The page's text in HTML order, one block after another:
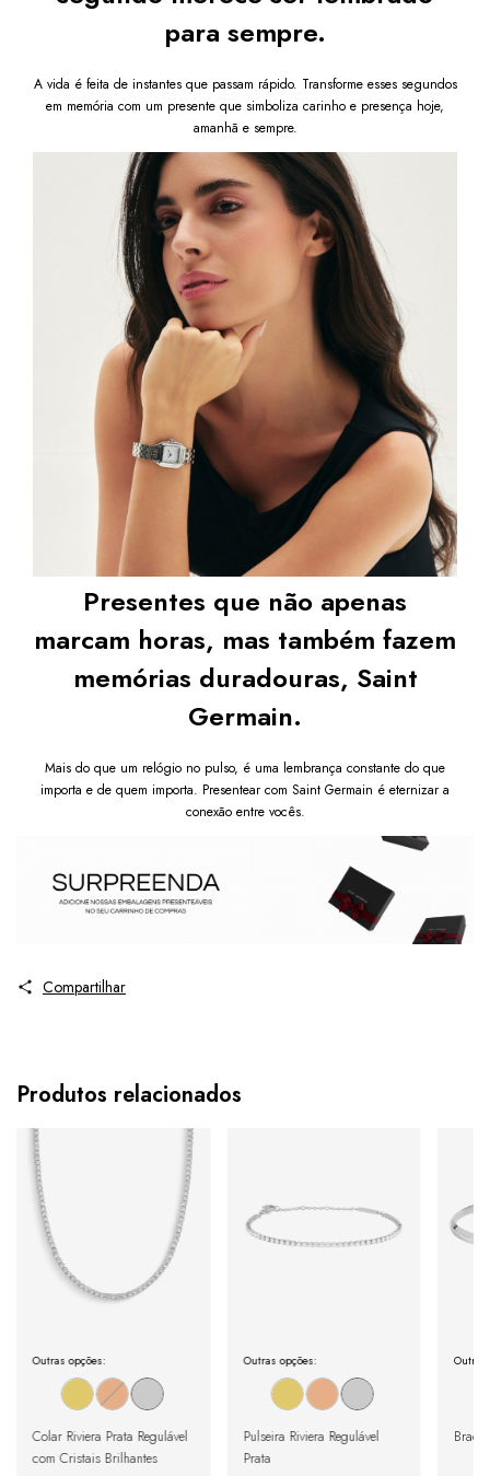
para sempre.
A vida é feita de instantes que passam rápido. Transforme esses segundos
em memória com um presente que simboliza carinho e presença hoje,
amanhã e sempre.
Presentes que não apenas
marcam horas, mas também fazem
memórias duradouras, Saint
Germain.
Mais do que um relógio no pulso, é uma lembrança constante do que
importa e de quem importa. Presentear com Saint Germain é eternizar a
conexão entre vocês.
Compartilhar
Produtos relacionados
Outras opções:
Colar Riviera Prata Regulável
com Cristais Brilhantes
Outras opções:
Pulseira Riviera Regulável
Prata
Outras